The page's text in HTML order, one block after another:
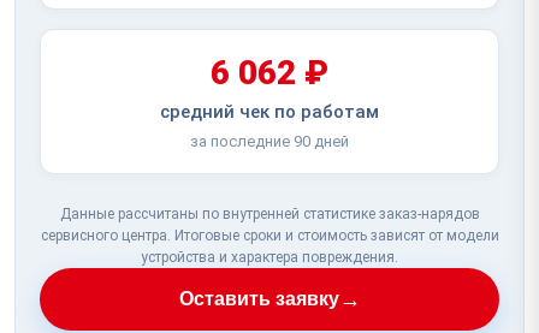
6 062 ₽
средний чек по работам
за последние 90 дней
Данные рассчитаны по внутренней статистике заказ-нарядов
сервисного центра. Итоговые сроки и стоимость зависят от модели
устройства и характера повреждения.
Оставить заявку→